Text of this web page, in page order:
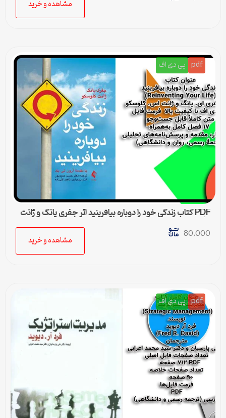
مشاهده و خرید
pdf پی دی اف
PDF کتاب زندگی خود را دوباره بیافرینید اثر جفری یانگ و ژانت
کلوسکو
80,000
مشاهده و خرید
pdf پی دی اف